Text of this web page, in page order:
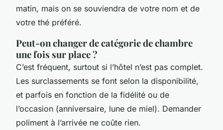
matin, mais on se souviendra de votre nom et de
votre thé préféré.
Peut-on changer de catégorie de chambre
une fois sur place ?
C’est fréquent, surtout si l’hôtel n’est pas complet.
Les surclassements se font selon la disponibilité,
et parfois en fonction de la fidélité ou de
l’occasion (anniversaire, lune de miel). Demander
poliment à l’arrivée ne coûte rien.